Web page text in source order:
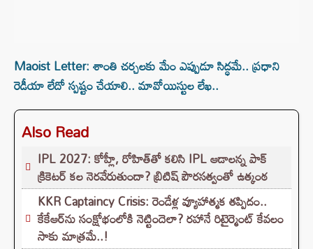
Maoist Letter: శాంతి చర్చలకు మేం ఎప్పుడూ సిద్ధమే.. ప్రధాని
రెడీయా లేదో స్పష్టం చేయాలి.. మావోయిస్టుల లేఖ..
Also Read
IPL 2027: కోహ్లీ, రోహిత్‌తో కలిసి IPL ఆడాలన్న పాక్‌
క్రికెటర్‌ కల నెరవేరుతుందా? బ్రిటిష్ పౌరసత్వంతో ఉత్కంఠ
KKR Captaincy Crisis: రెండేళ్ల వ్యూహాత్మక తప్పిదం..
కేకేఆర్‌ను సంక్షోభంలోకి నెట్టిందెలా? రహానే రిటైర్మెంట్ కేవలం
సాకు మాత్రమే..!